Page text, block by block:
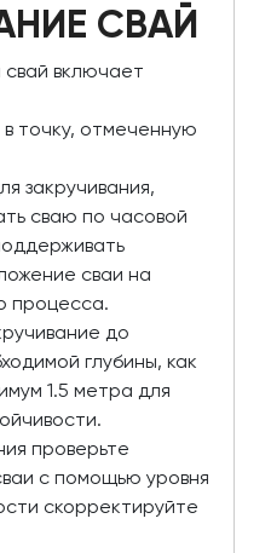
СВАЙ
свай включает
точку, отмеченную
закручивания,
сваю по часовой
сваи на
процесса.
до
глубины, как
1.5 метра для
проверьте
с помощью уровня
скорректируйте